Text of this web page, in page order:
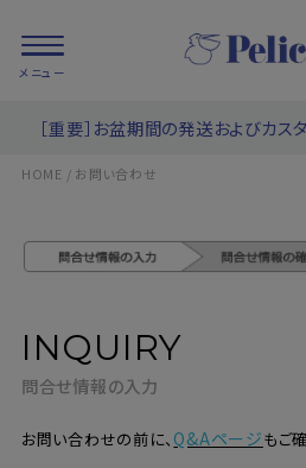
PRODUCTS/ 商品を探す
COLLECTIONS / ブランド
［重要］お盆期間の発送およびカス
HOME お問い合わせ
INQUIRY
問合せ情報の入力
お問い合わせの前に、 Q&Aページもご